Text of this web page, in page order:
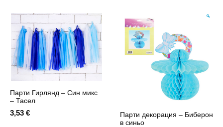
Little
Baby
Boy"
броя
синьо
метра/
Парти Гирлянд – Син микс
– Тасел
3,53 €
Парти декорация – Биберон
в синьо